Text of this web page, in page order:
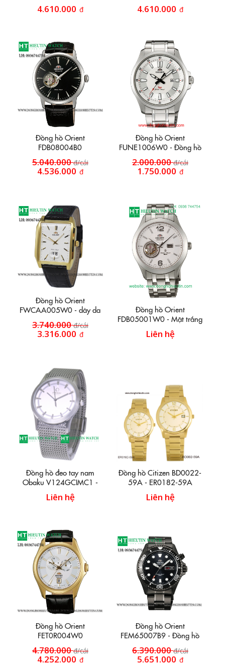
4.610.000 đ 4.610.000 đ
Đồng hồ Orient
FDB08004B0
5.040.000đ/cái
4.536.000 đ
Đồng hồ Orient
FUNE1006W0 - Đồng hồ
dây inox HT48
2.000.000đ/cái
1.750.000 đ
Đồng hồ Orient
FWCAA005W0 - dây da
3.740.000đ/cái
3.316.000 đ
Đồng hồ Orient
FDB05001W0 - Mặt trắng
Liên hệ
Đồng hồ đeo tay nam
Obaku V124GCIMC1 -
Dây hợp kim trắng đan lưới
Liên hệ
Đồng hồ Citizen BD0022-
59A - ER0182-59A
Liên hệ
Đồng hồ Orient
FET0R004W0
4.780.000đ/cái
4.252.000 đ
Đồng hồ Orient
FEM65007B9 - Đồng hồ
6.390.000đ/cái
5.651.000 đ